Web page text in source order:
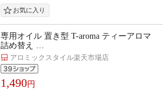
専用オイル 置き型 T-aroma ティーアロマ
詰め替え …
アロミックスタイル楽天市場店
1,490円